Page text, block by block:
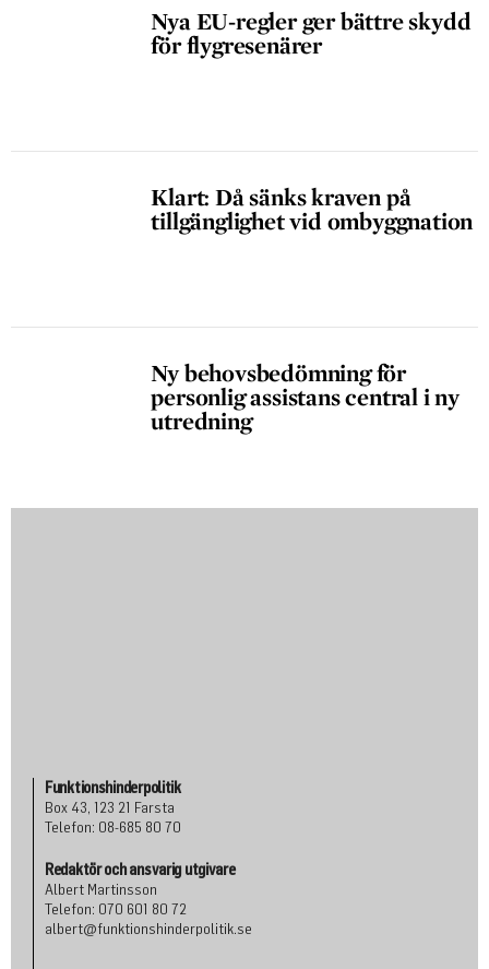
Nya EU-regler ger bättre skydd
för flygresenärer
Klart: Då sänks kraven på
tillgänglighet vid ombyggnation
Ny behovsbedömning för
personlig assistans central i ny
utredning
Funktionshinderpolitik
Box 43, 123 21 Farsta
Telefon: 08-685 80 70
Redaktör och ansvarig utgivare
Albert Martinsson
Telefon: 070 601 80 72
albert@funktionshinderpolitik.se